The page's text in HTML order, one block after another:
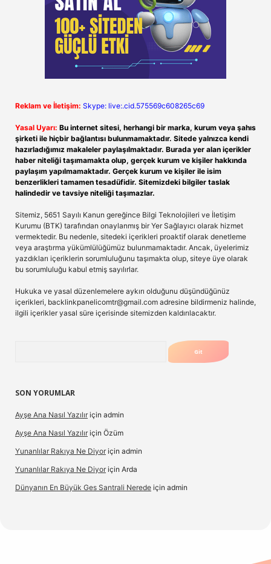
Reklam ve İletişim: Skype: live:.cid.575569c608265c69
Yasal Uyarı: Bu internet sitesi, herhangi bir marka, kurum veya şahıs
şirketi ile hiçbir bağlantısı bulunmamaktadır. Sitede yalnızca kendi
hazırladığımız makaleler paylaşılmaktadır. Burada yer alan içerikler
haber niteliği taşımamakta olup, gerçek kurum ve kişiler hakkında
paylaşım yapılmamaktadır. Gerçek kurum ve kişiler ile isim
benzerlikleri tamamen tesadüfidir. Sitemizdeki bilgiler taslak
halindedir ve tavsiye niteliği taşımazlar.
Sitemiz, 5651 Sayılı Kanun gereğince Bilgi Teknolojileri ve İletişim
Kurumu (BTK) tarafından onaylanmış bir Yer Sağlayıcı olarak hizmet
vermektedir. Bu nedenle, sitedeki içerikleri proaktif olarak denetleme
veya araştırma yükümlülüğümüz bulunmamaktadır. Ancak, üyelerimiz
yazdıkları içeriklerin sorumluluğunu taşımakta olup, siteye üye olarak
bu sorumluluğu kabul etmiş sayılırlar.
Hukuka ve yasal düzenlemelere aykırı olduğunu düşündüğünüz
içerikleri, backlinkpanelicomtr@gmail.com adresine bildirmeniz halinde,
ilgili içerikler yasal süre içerisinde sitemizden kaldırılacaktır.
SON YORUMLAR
Ayşe Ana Nasıl Yazılır için admin
Ayşe Ana Nasıl Yazılır için Özüm
Yunanlılar Rakıya Ne Diyor için admin
Yunanlılar Rakıya Ne Diyor için Arda
Dünyanın En Büyük Ges Santrali Nerede için admin